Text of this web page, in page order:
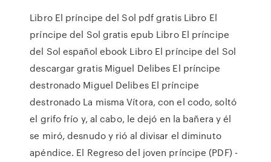
Libro El príncipe del Sol pdf gratis Libro El
príncipe del Sol gratis epub Libro El príncipe
del Sol español ebook Libro El príncipe del Sol
descargar gratis Miguel Delibes El príncipe
destronado Miguel Delibes El príncipe
destronado La misma Vítora, con el codo, soltó
el grifo frío y, al cabo, le dejó en la bañera y él
se miró, desnudo y rió al divisar el diminuto
apéndice. El Regreso del joven príncipe (PDF) -